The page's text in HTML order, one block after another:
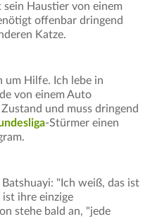
sein Haustier von einem
offenbar dringend
Katze.
um Hilfe. Ich lebe in
von einem Auto
und muss dringend
-Stürmer einen
"Ich weiß, das ist
ist ihre einzige
stehe bald an, "jede